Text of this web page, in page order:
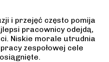
i przejęć często pomija
pracownicy odejdą,
Niskie morale utrudnia
zespołowej cele